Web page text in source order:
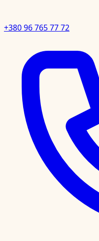
+380 96 765 77 72